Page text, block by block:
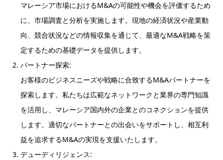
マレーシア市場におけるM&Aの可能性や機会を評価するため
に、市場調査と分析を実施します。現地の経済状況や産業動
向、競合状況などの情報収集を通じて、最適なM&A戦略を策
定するための基礎データを提供します。
パートナー探索:
お客様のビジネスニーズや戦略に合致するM&Aパートナーを
探索します。私たちは広範なネットワークと業界の専門知識
を活用し、マレーシア国内外の企業とのコネクションを提供
します。適切なパートナーとの出会いをサポートし、相互利
益を追求するM&Aの実現を支援いたします。
デューディリジェンス: